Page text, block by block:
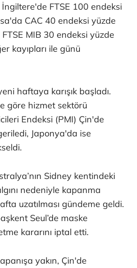
FTSE 100 endeksi
CAC 40 endeksi yüzde
MIB 30 endeksi yüzde
kayıpları ile günü
haftaya karışık başladı.
göre hizmet sektörü
Endeksi (PMI) Çin'de
Japonya'da ise
Sidney kentindeki
nedeniyle kapanma
uzatılması gündeme geldi.
Seul’de maske
kararını iptal etti.
yakın, Çin'de